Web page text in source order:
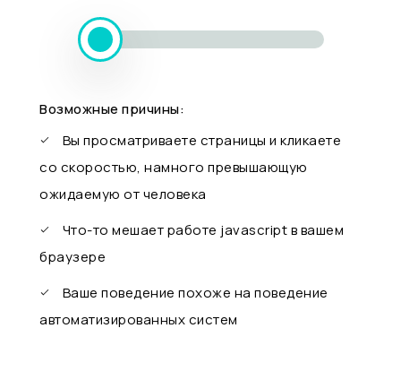
Возможные причины:
Вы просматриваете страницы и кликаете
со скоростью, намного превышающую
ожидаемую от человека
Что-то мешает работе javascript в вашем
браузере
Ваше поведение похоже на поведение
автоматизированных систем